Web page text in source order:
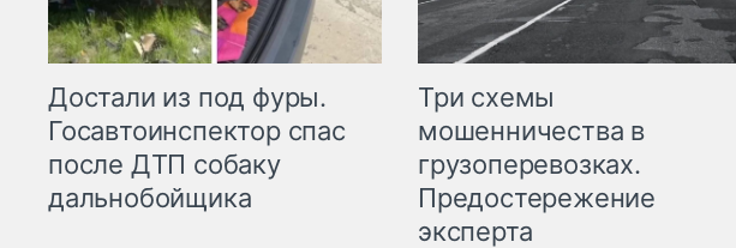
Достали из под фуры.
Госавтоинспектор спас
после ДТП собаку
дальнобойщика
Три схемы
мошенничества в
грузоперевозках.
Предостережение
эксперта